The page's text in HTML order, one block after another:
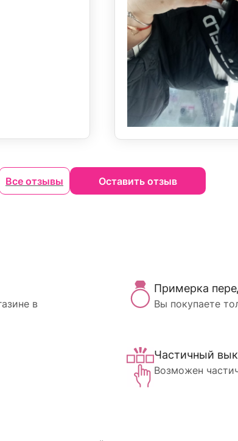
Все отзывы Оставить отзыв
в
Примерка
Вы покупаете
Частичный
Возможен